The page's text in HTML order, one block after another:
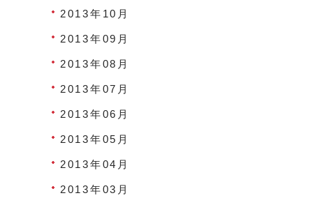
2013年10月
2013年09月
2013年08月
2013年07月
2013年06月
2013年05月
2013年04月
2013年03月